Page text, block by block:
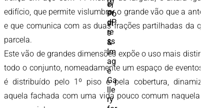
edifício, que permite vislumbrar o grande vão que a antecede
e que comunica com as duas frações partilhadas da quarta
parcela.
Este vão de grandes dimensões expõe o uso mais distinto de
todo o conjunto, nomeadamente um espaço de eventos, que
é distribuído pelo 1º piso e pela cobertura, dinamizando
aquela fachada com uma vida pouco comum naquela zona